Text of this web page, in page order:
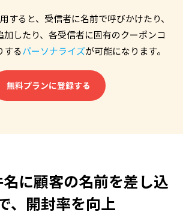
すると、受信者に名前で呼びかけたり、
加したり、各受信者に固有のクーポンコ
するパーソナライズが可能になります。
無料プランに登録する
に顧客の名前を差し込
、開封率を向上